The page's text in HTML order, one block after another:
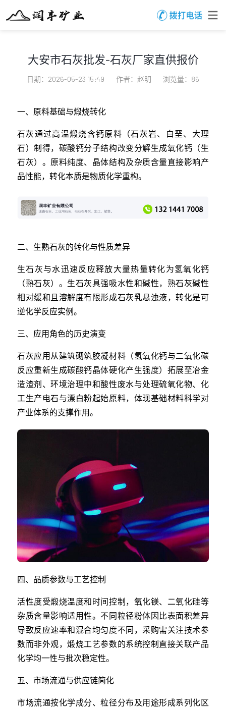
大安市石灰批发-石灰厂家直供报价
日期：2026-05-23 15:49 作者：赵明 浏览量：86
一、原料基础与煅烧转化
石灰通过高温煅烧含钙原料（石灰岩、白垩、大理
石）制得，碳酸钙分子结构改变分解生成氧化钙（生
石灰）。原料纯度、晶体结构及杂质含量直接影响产
品性能，转化本质是物质化学重构。
二、生熟石灰的转化与性质差异
生石灰与水迅速反应释放大量热量转化为氢氧化钙
（熟石灰）。生石灰具强吸水性和碱性，熟石灰碱性
相对缓和且溶解度有限形成石灰乳悬浊液，转化是可
逆化学反应实例。
三、应用角色的历史演变
石灰应用从建筑砌筑胶凝材料（氢氧化钙与二氧化碳
反应重新生成碳酸钙晶体硬化产生强度）拓展至冶金
造渣剂、环境治理中和酸性废水与处理硫氧化物、化
工生产电石与漂白粉起始原料，体现基础材料科学对
产业体系的支撑作用。
四、品质参数与工艺控制
活性度受煅烧温度和时间控制，氧化镁、二氧化硅等
杂质含量影响适用性。不同粒径粉体因比表面积差异
导致反应速率和混合均匀度不同，采购需关注技术参
数而非外观，煅烧工艺参数的系统控制直接关联产品
化学均一性与批次稳定性。
五、市场流通与供应链简化
市场流通按化学成分、粒径分布及用途形成系列化区